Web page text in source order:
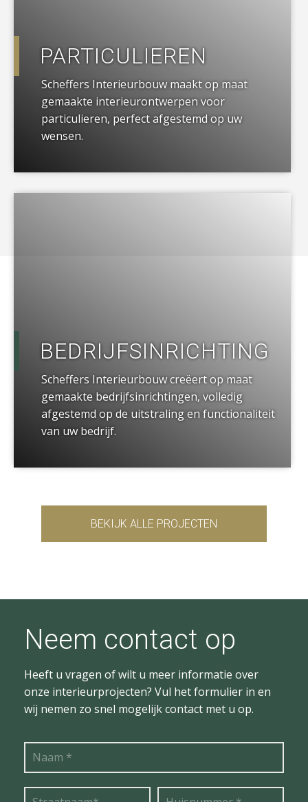
PARTICULIEREN
Scheffers Interieurbouw maakt op maat
gemaakte interieurontwerpen voor
particulieren, perfect afgestemd op uw
wensen.
BEDRIJFSINRICHTING
Scheffers Interieurbouw creëert op maat
gemaakte bedrijfsinrichtingen, volledig
afgestemd op de uitstraling en functionaliteit
van uw bedrijf.
BEKIJK ALLE PROJECTEN
Neem contact op
Heeft u vragen of wilt u meer informatie over
onze interieurprojecten? Vul het formulier in en
wij nemen zo snel mogelijk contact met u op.